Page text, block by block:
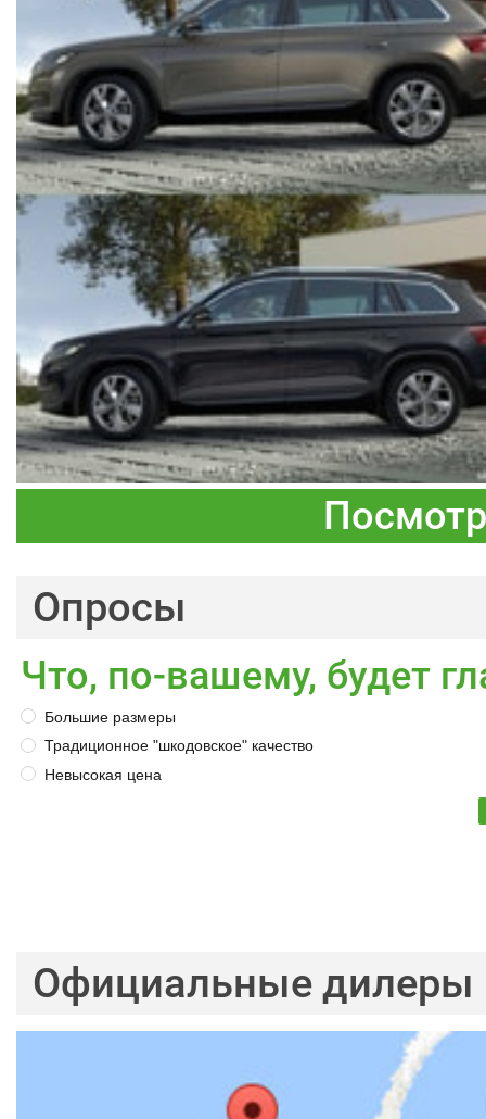
Опросы
Что, по-вашему, будет
Большие размеры
Традиционное "шкодовское" качество
Невысокая цена
Официальные дилеры